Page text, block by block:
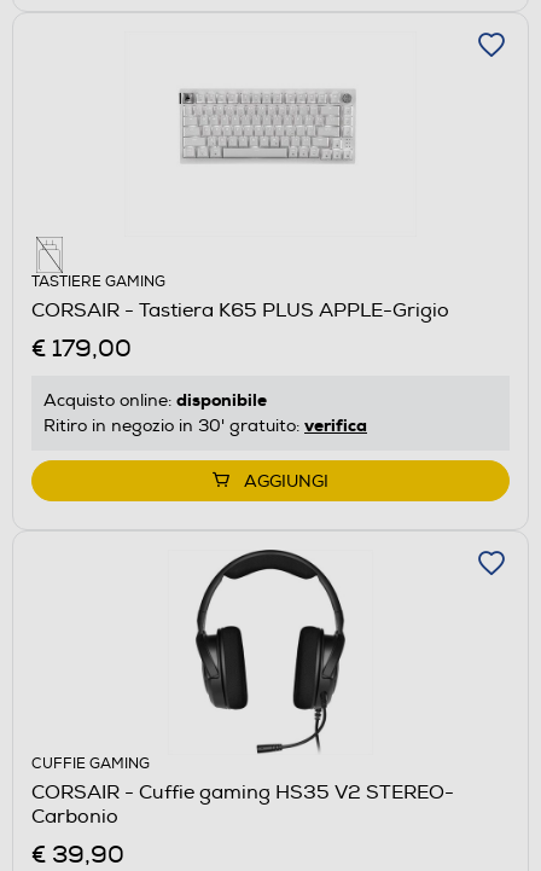
TASTIERE GAMING
CORSAIR - Tastiera K65 PLUS APPLE-Grigio
€ 179,00
Acquisto online: disponibile
Ritiro in negozio in 30' gratuito: verifica
AGGIUNGI
CUFFIE GAMING
CORSAIR - Cuffie gaming HS35 V2 STEREO-
Carbonio
€ 39,90